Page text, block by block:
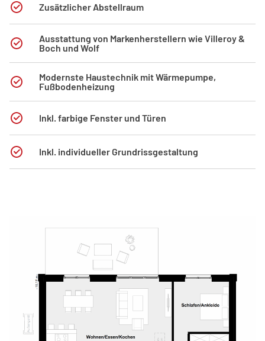
Zusätzlicher Abstellraum
Ausstattung von Markenherstellern wie Villeroy &
Boch und Wolf
Modernste Haustechnik mit Wärmepumpe,
Fußbodenheizung
Inkl. farbige Fenster und Türen
Inkl. individueller Grundrissgestaltung